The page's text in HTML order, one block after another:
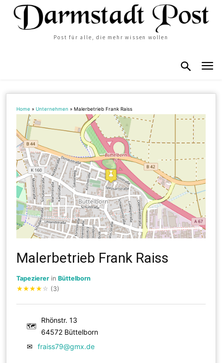
Post für alle, die mehr wissen wollen
Home »Unternehmen »Malerbetrieb Frank Raiss
Malerbetrieb Frank Raiss
Tapezierer inBüttelborn
★★★★ ☆ (3)
🗺
Rhönstr. 13
64572 Büttelborn
✉
fraiss79@gmx.de